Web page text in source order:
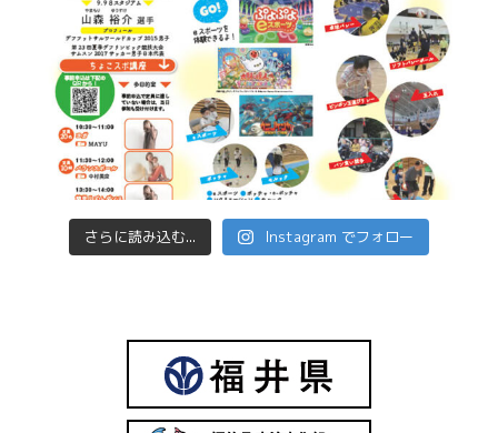
さらに読み込む... Instagram でフォロー